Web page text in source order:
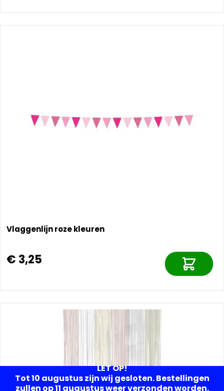
LET OP!
Tot 10 augustus zijn wij gesloten. Bestellingen
zullen op 11 augustus weer verzonden worden.
Vlaggenlijn roze kleuren
€ 3,25